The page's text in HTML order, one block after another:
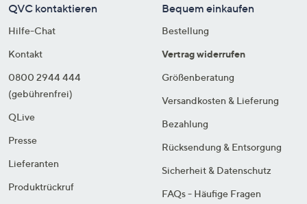
QVC kontaktieren
Hilfe-Chat
Kontakt
0800 2944 444
(gebührenfrei)
QLive
Presse
Lieferanten
Produktrückruf
Bequem einkaufen
Bestellung
Vertrag widerrufen
Größenberatung
Versandkosten & Lieferung
Bezahlung
Rücksendung & Entsorgung
Sicherheit & Datenschutz
FAQs - Häufige Fragen